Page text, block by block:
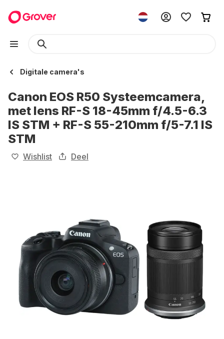
Digitale camera's
Canon EOS R50 Systeemcamera,
met lens RF-S 18-45mm f/4.5-6.3
IS STM + RF-S 55-210mm f/5-7.1 IS
STM
Wishlist Deel